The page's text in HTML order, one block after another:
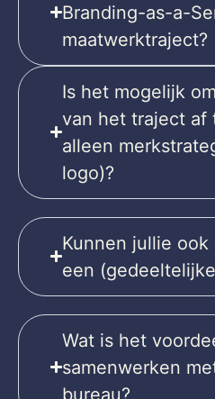
Branding-as-a-
maatwerktraject?
Is het mogelijk
van het traject af
alleen
logo)?
Kunnen jullie
een
Wat is het
samenwerken
bureau?